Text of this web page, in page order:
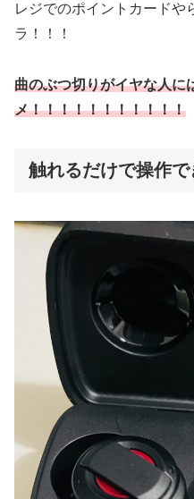
レジでのポイントカードや
ラ！！！
曲のぶつ切りがイヤな人に
メ！！！！！！！！！！！
触れるだけで操作で